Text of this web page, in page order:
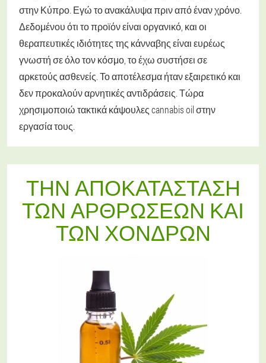
στην Κύπρο. Εγώ το ανακάλυψα πριν από έναν χρόνο.
Δεδομένου ότι το προϊόν είναι οργανικό, και οι
θεραπευτικές ιδιότητες της κάνναβης είναι ευρέως
γνωστή σε όλο τον κόσμο, το έχω συστήσει σε
αρκετούς ασθενείς. Το αποτέλεσμα ήταν εξαιρετικό και
δεν προκαλούν αρνητικές αντιδράσεις. Τώρα
χρησιμοποιώ τακτικά κάψουλες cannabis oil στην
εργασία τους.
ΤΗΝ ΑΠΟΚΑΤΆΣΤΑΣΗ
ΤΩΝ ΑΡΘΡΏΣΕΩΝ ΚΑΙ
ΤΩΝ ΧΌΝΔΡΩΝ